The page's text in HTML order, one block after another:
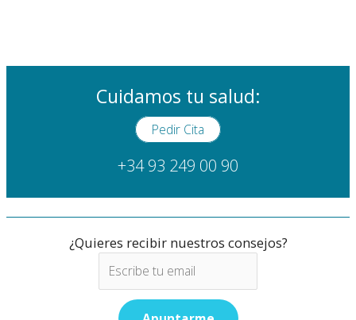
Cuidamos tu salud:
Pedir Cita
+34 93 249 00 90
¿Quieres recibir nuestros consejos?